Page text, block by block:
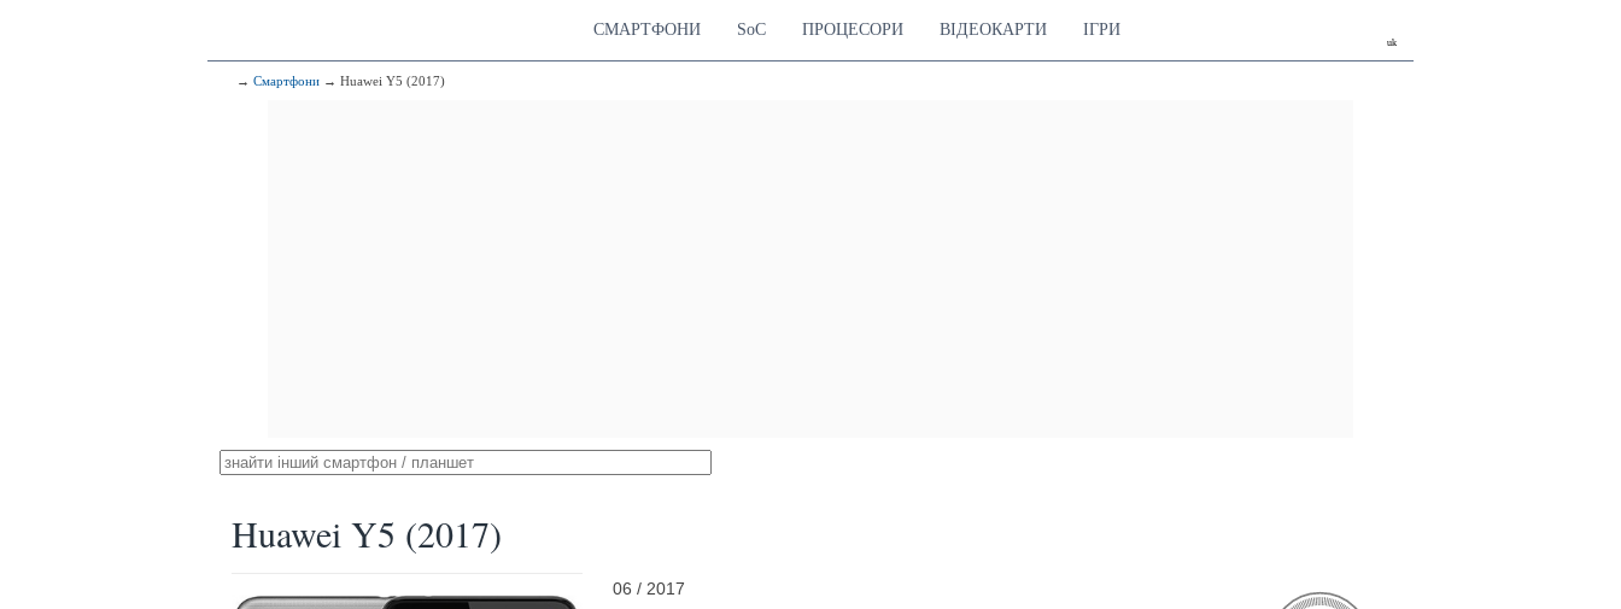
uk
СМАРТФОНИ SoC ПРОЦЕСОРИ ВІДЕОКАРТИ ІГРИ
→ Смартфони → Huawei Y5 (2017)
Huawei Y5 (2017)
06 / 2017